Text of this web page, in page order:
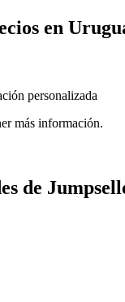
en
personalizada
más información.
de